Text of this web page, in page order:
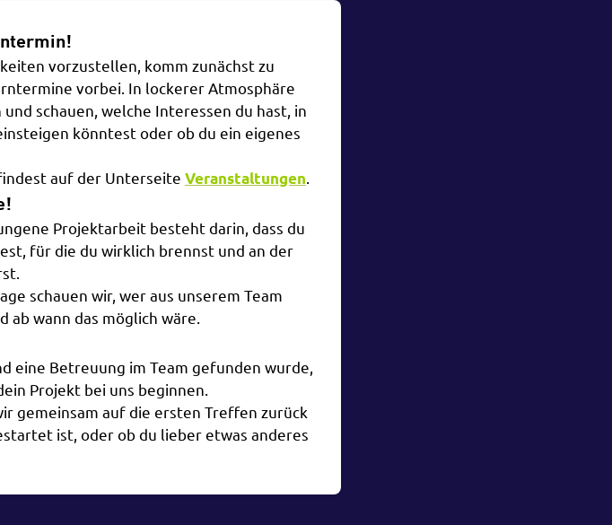
vorzustellen, komm zunächst zu
vorbei. In lockerer Atmosphäre
schauen, welche Interessen du hast, in
könntest oder ob du ein eigenes
auf der Unterseite Veranstaltungen
Projektarbeit besteht darin, dass du
für die du wirklich brennst und an der
schauen wir, wer aus unserem Team
wann das möglich wäre.
eine Betreuung im Team gefunden wurde,
Projekt bei uns beginnen.
gemeinsam auf die ersten Treffen zurück
ist, oder ob du lieber etwas anderes